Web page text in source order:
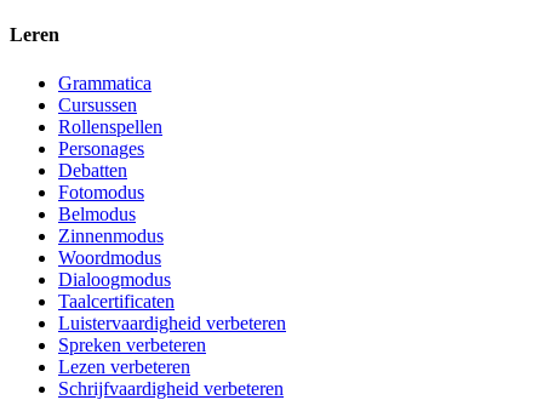
Leren
Grammatica
Cursussen
Rollenspellen
Personages
Debatten
Fotomodus
Belmodus
Zinnenmodus
Woordmodus
Dialoogmodus
Taalcertificaten
Luistervaardigheid verbeteren
Spreken verbeteren
Lezen verbeteren
Schrijfvaardigheid verbeteren